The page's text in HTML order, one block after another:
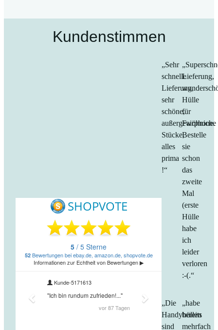
Kundenstimmen
„Sehr
schnelle
Lieferung,
sehr
schöne,
außergewöhniche
Stücke,
alles
prima
!“
Lieferung,
Hülle
für
Fairphone.
Bestelle
sie
schon
das
zweite
Mal
(erste
Hülle
habe
ich
leider
verloren
:-(.“
„Die
Handyhüllen
sind
„habe
bereits
mehrfach